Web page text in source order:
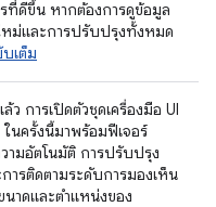
ที่ดีขึ้น หากต้องการดูข้อมูล
หม่และการปรับปรุงทั้งหมด
เต็ม
ว การเปิดตัวชุดเครื่องมือ UI
นครั้งนี้มาพร้อมฟีเจอร์
ามอัตโนมัติ การปรับปรุง
ารติดตามระดับการมองเห็น
าดและตำแหน่งของ